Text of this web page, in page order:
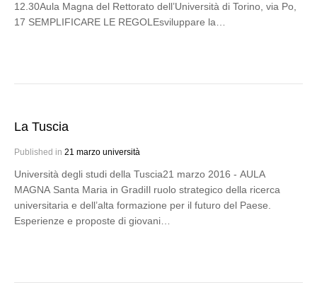
12.30Aula Magna del Rettorato dell’Università di Torino, via Po,
17 SEMPLIFICARE LE REGOLEsviluppare la…
La Tuscia
Published in 21 marzo università
Università degli studi della Tuscia21 marzo 2016 - AULA
MAGNA Santa Maria in GradiIl ruolo strategico della ricerca
universitaria e dell’alta formazione per il futuro del Paese.
Esperienze e proposte di giovani…